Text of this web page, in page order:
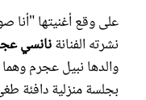
على وقع أغنيتها "أنا
نشرته الفنانةنانسي
والدها نبيل عجرم
بجلسة منزلية دافئة